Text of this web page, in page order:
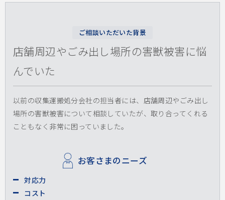
ご相談いただいた背景
店舗周辺やごみ出し場所の害獣被害に悩
んでいた
以前の収集運搬処分会社の担当者には、店舗周辺やごみ出し
場所の害獣被害について相談していたが、取り合ってくれる
こともなく非常に困っていました。
お客さまのニーズ
対応力
コスト